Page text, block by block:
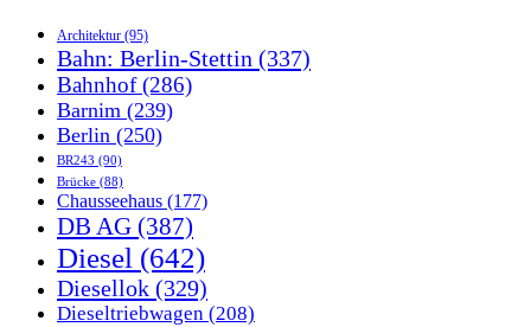
Architektur (95)
Bahn: Berlin-Stettin (337)
Bahnhof(286)
Barnim (239)
Berlin (250)
BR243 (90)
Brücke (88)
Chausseehaus (177)
DB AG (387)
Diesel (642)
Diesellok (329)
Dieseltriebwagen (208)